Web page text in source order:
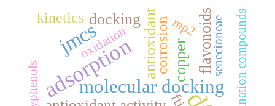
adsorption
jmcs
molecular docking
copper
antioxidant flavonoids
docking corrosion
kinetics
oxidation coordination compounds
senecioneae
mp2
polyphenols